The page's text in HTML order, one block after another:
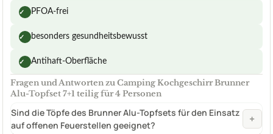
✓ PFOA-frei
✓ besonders gesundheitsbewusst
✓ Antihaft-Oberfläche
Fragen und Antworten zu Camping Kochgeschirr Brunner
Alu-Topfset 7+1 teilig für 4 Personen
Sind die Töpfe des Brunner Alu-Topfsets für den Einsatz
auf offenen Feuerstellen geeignet?
+